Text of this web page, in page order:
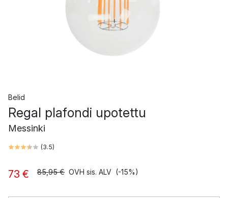
Belid
Regal plafondi upotettu
Messinki
(3.5)
73 € 85,95 € OVH sis. ALV (-15%)